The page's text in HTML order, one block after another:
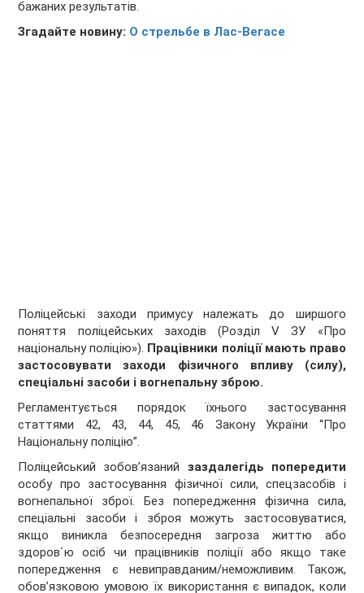
бажаних результатів.
Згадайте новину: О стрельбе в Лас-Вегасе
Поліцейські заходи примусу належать до ширшого
поняття поліцейських заходів (Розділ V ЗУ «Про
національну поліцію»). Працівники поліції мають право
застосовувати заходи фізичного впливу (силу),
спеціальні засоби і вогнепальну зброю.
Регламентується порядок їхнього застосування
статтями 42, 43, 44, 45, 46 Закону України “Про
Національну поліцію”.
Поліцейський зобов’язаний заздалегідь попередити
особу про застосування фізичної сили, спецзасобів і
вогнепальної зброї. Без попередження фізична сила,
спеціальні засоби і зброя можуть застосовуватися,
якщо виникла безпосередня загроза життю або
здоров`ю осіб чи працівників поліції або якщо таке
попередження є невиправданим/неможливим. Також,
обов’язковою умовою їх використання є випадок, коли